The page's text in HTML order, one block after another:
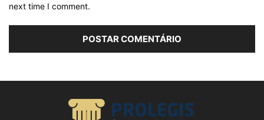
next time I comment.